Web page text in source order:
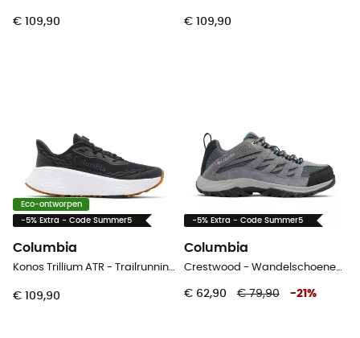
€ 109,90 € 109,90
Eco-ontworpen
-5% Extra - Code Summer5
Columbia
Konos Trillium ATR - Trailrunningschoenen - Heren
€ 109,90
-5% Extra - Code Summer5
Columbia
Crestwood - Wandelschoenen - Dames
€ 62,90 € 79,90 -21 %